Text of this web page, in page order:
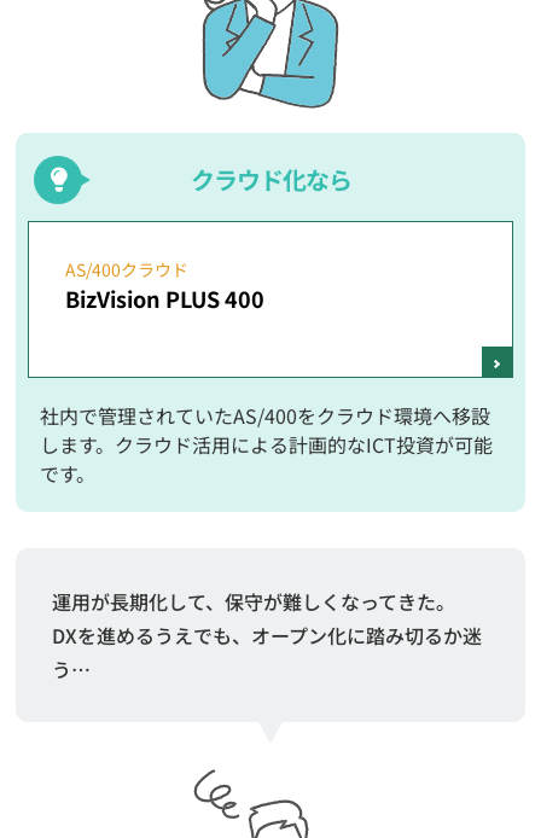
クラウド化なら
AS/400クラウド
BizVision PLUS 400
社内で管理されていたAS/400をクラウド環境へ移設
します。クラウド活用による計画的なICT投資が可能
です。
運用が長期化して、保守が難しくなってきた。
DXを進めるうえでも、オープン化に踏み切るか迷
う…